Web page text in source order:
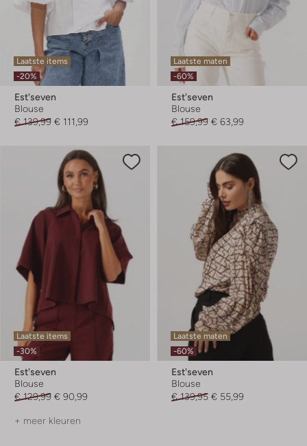
Laatste items
-20%
Est'seven
Blouse
€ 139,99 € 111,99
Laatste maten
-60%
Est'seven
Blouse
€ 159,99 € 63,99
Laatste items
-30%
Est'seven
Blouse
€ 129,99 € 90,99
+ meer kleuren
Laatste maten
-60%
Est'seven
Blouse
€ 139,95 € 55,99